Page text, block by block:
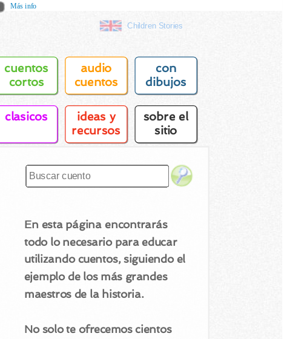
Children Stories
cuentos
cortos
audio
cuentos
con
dibujos
clasicos
ideas y
recursos
sobre el
sitio
En esta página encontrarás
todo lo necesario para educar
utilizando cuentos, siguiendo el
ejemplo de los más grandes
maestros de la historia.
No solo te ofrecemos cientos
Más info